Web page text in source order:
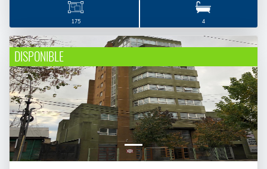
175 4
DISPONIBLE